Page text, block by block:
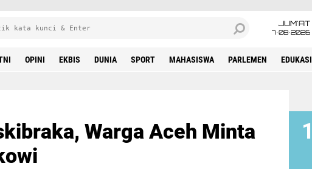
JUM'AT
7•08•2026
OPINI EKBIS DUNIA SPORT MAHASISWA PARLEMEN EDUKASI
Warga Aceh Minta